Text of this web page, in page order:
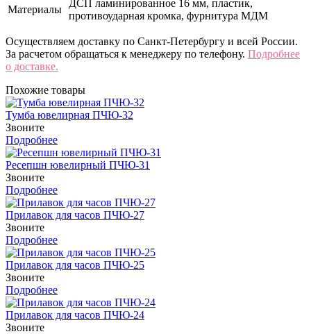
Материалы
ДСП ламинированное 16 мм, пластик,
противоударная кромка, фурнитура МДМ
Осуществляем доставку по Санкт-Петербургу и всей России.
За расчетом обращаться к менеджеру по телефону. Подробнее
о доставке.
Похожие товары
Тумба ювелирная ПЧЮ-32
Звоните
Подробнее
Ресепшн ювелирный ПЧЮ-31
Звоните
Подробнее
Прилавок для часов ПЧЮ-27
Звоните
Подробнее
Прилавок для часов ПЧЮ-25
Звоните
Подробнее
Прилавок для часов ПЧЮ-24
Звоните